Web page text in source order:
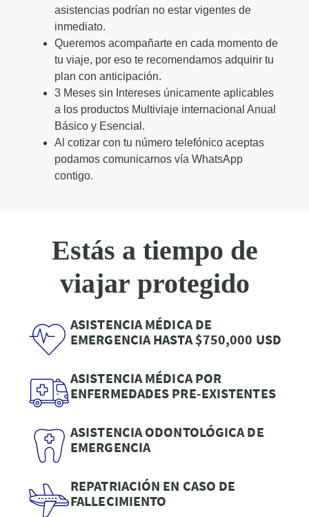
asistencias podrían no estar vigentes de
inmediato.
Queremos acompañarte en cada momento de
tu viaje, por eso te recomendamos adquirir tu
plan con anticipación.
3 Meses sin Intereses únicamente aplicables
a los productos Multiviaje internacional Anual
Básico y Esencial.
Al cotizar con tu número telefónico aceptas
podamos comunicarnos vía WhatsApp
contigo.
Estás a tiempo de
viajar protegido
ASISTENCIA MÉDICA DE
EMERGENCIA HASTA $750,000 USD
ASISTENCIA MÉDICA POR
ENFERMEDADES PRE-EXISTENTES
ASISTENCIA ODONTOLÓGICA DE
EMERGENCIA
REPATRIACIÓN EN CASO DE
FALLECIMIENTO